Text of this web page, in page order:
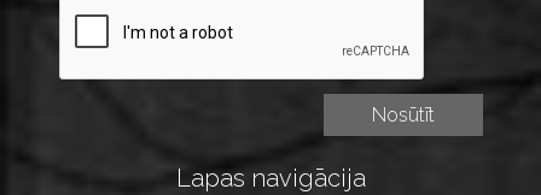
Lapas navigācija